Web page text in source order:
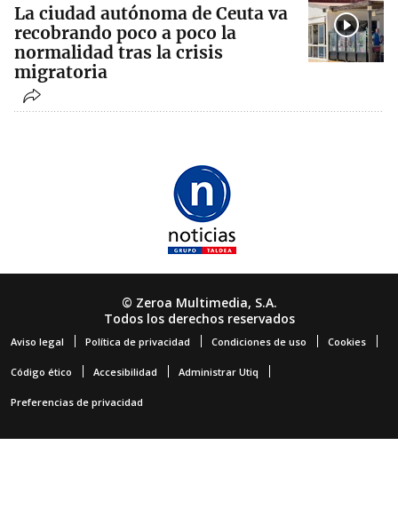
La ciudad autónoma de Ceuta va
recobrando poco a poco la
normalidad tras la crisis
migratoria
© Zeroa Multimedia, S.A.
Todos los derechos reservados
Aviso legal Política de privacidad Condiciones de uso Cookies
Código ético Accesibilidad Administrar Utiq
Preferencias de privacidad